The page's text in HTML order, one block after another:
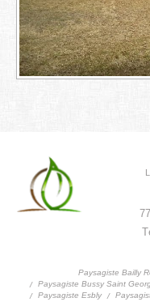
Paysagiste Bailly
Paysagiste Bussy Saint
Paysagiste Esbly